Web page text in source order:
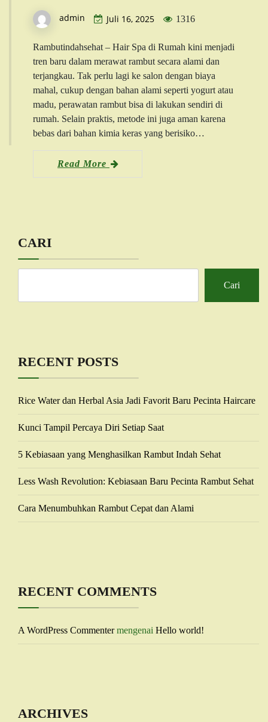
admin Juli 16, 2025 1316
Rambutindahsehat – Hair Spa di Rumah kini menjadi
tren baru dalam merawat rambut secara alami dan
terjangkau. Tak perlu lagi ke salon dengan biaya
mahal, cukup dengan bahan alami seperti yogurt atau
madu, perawatan rambut bisa di lakukan sendiri di
rumah. Selain praktis, metode ini juga aman karena
bebas dari bahan kimia keras yang berisiko…
Read More
CARI
Cari
RECENT POSTS
Rice Water dan Herbal Asia Jadi Favorit Baru Pecinta Haircare
Kunci Tampil Percaya Diri Setiap Saat
5 Kebiasaan yang Menghasilkan Rambut Indah Sehat
Less Wash Revolution: Kebiasaan Baru Pecinta Rambut Sehat
Cara Menumbuhkan Rambut Cepat dan Alami
RECENT COMMENTS
A WordPress Commentermengenai Hello world!
ARCHIVES